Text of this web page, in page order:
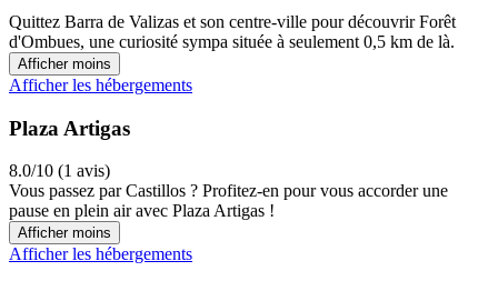
Quittez Barra de Valizas et son centre-ville pour découvrir Forêt
d'Ombues, une curiosité sympa située à seulement 0,5 km de là.
Afficher moins
Afficher les hébergements
Plaza Artigas
8.0/10 (1 avis)
Vous passez par Castillos ? Profitez-en pour vous accorder une
pause en plein air avec Plaza Artigas !
Afficher moins
Afficher les hébergements